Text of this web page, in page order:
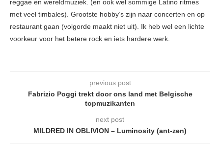
reggae en wereldmuziek. (en ook wel sommige Latino ritmes
met veel timbales). Grootste hobby’s zijn naar concerten en op
restaurant gaan (volgorde maakt niet uit). Ik heb wel een lichte
voorkeur voor het betere rock en iets hardere werk.
previous post
Fabrizio Poggi trekt door ons land met Belgische
topmuzikanten
next post
MILDRED IN OBLIVION – Luminosity (ant-zen)